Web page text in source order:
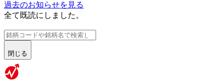
過去のお知らせを見る
全て既読にしました。
閉じる